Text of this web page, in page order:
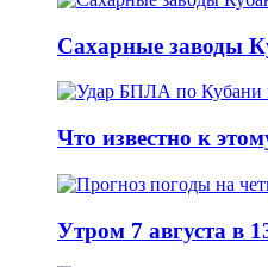
Сахарные заводы
Что известно к
Утром 7 августа в